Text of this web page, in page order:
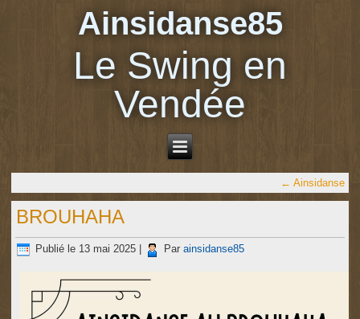
Ainsidanse85
Le Swing en
Vendée
← Ainsidanse
BROUHAHA
Publié le 13 mai 2025 Par ainsidanse85